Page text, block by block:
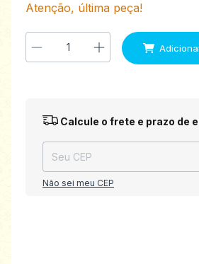
Atenção, última peça!
Entregas para o CEP:
Calcule o frete e prazo de
Não sei meu CEP